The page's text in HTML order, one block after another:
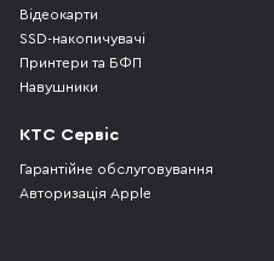
Відеокарти
SSD-накопичувачі
Принтери та БФП
Навушники
КТС Сервіс
Гарантійне обслуговування
Авторизація Apple